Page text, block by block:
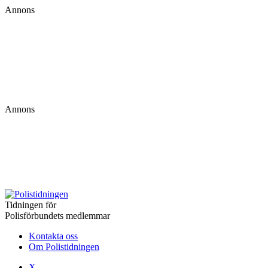
Annons
Annons
Tidningen för
Polisförbundets medlemmar
Kontakta oss
Om Polistidningen